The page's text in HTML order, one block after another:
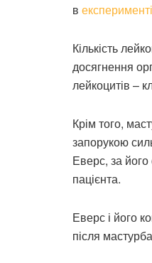
в експерименті
Кількість
досягнення
лейкоцитів –
Крім того,
запорукою
Еверс, за його
пацієнта.
Еверс і його
після